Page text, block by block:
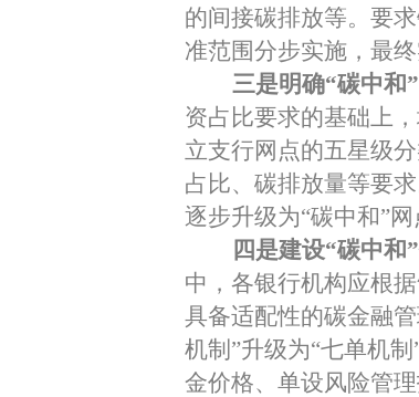
的间接碳排放等。要
准范围分步实施，最终
三是明确“碳中和”
资占比要求的基础上
立支行网点的五星级分
占比、碳排放量等要
逐步升级为“碳中和”网
四是建设“碳中和”
中，各银行机构应根
具备适配性的碳金融
机制 ”升级为“七单机制
金价格、单设风险管